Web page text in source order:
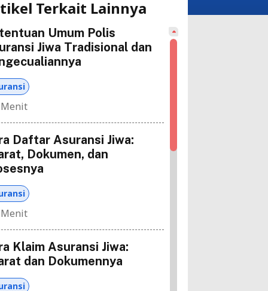
Terkait Lainnya
Umum Polis
Jiwa Tradisional dan
Daftar Asuransi Jiwa:
Dokumen, dan
Klaim Asuransi Jiwa:
dan Dokumennya